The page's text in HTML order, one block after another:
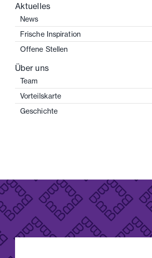
Aktuelles
News
Frische Inspiration
Offene Stellen
Über uns
Team
Vorteilskarte
Geschichte